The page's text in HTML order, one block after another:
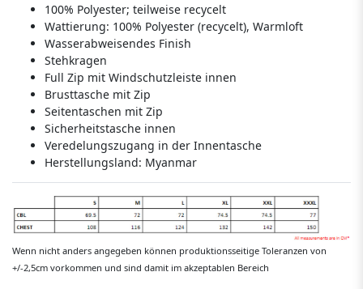
100% Polyester; teilweise recycelt
Wattierung: 100% Polyester (recycelt), Warmloft
Wasserabweisendes Finish
Stehkragen
Full Zip mit Windschutzleiste innen
Brusttasche mit Zip
Seitentaschen mit Zip
Sicherheitstasche innen
Veredelungszugang in der Innentasche
Herstellungsland: Myanmar
Wenn nicht anders angegeben können produktionsseitige Toleranzen von
+/-2,5cm vorkommen und sind damit im akzeptablen Bereich